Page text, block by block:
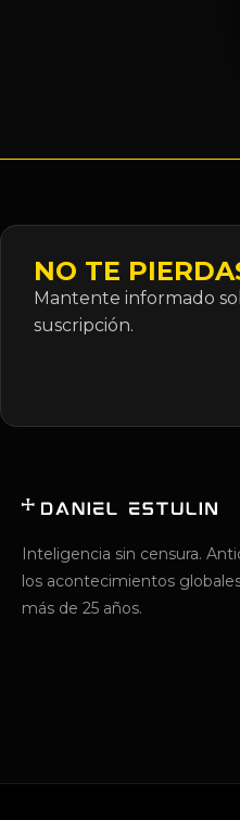
NO TE
Mantente informado
suscripción.
Inteligencia sin censura.
los acontecimientos
más de 25 años.